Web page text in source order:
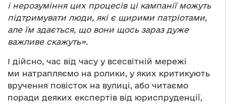
і нерозуміння цих процесів ці кампанії можуть
підтримувати люди, які є щирими патріотами,
але їм здається, що вони щось зараз дуже
важливе скажуть».
І дійсно, час від часу у всесвітній мережі
ми натрапляємо на ролики, у яких критикують
вручення повісток на вулиці, або читаємо
поради деяких експертів від юриспруденції,